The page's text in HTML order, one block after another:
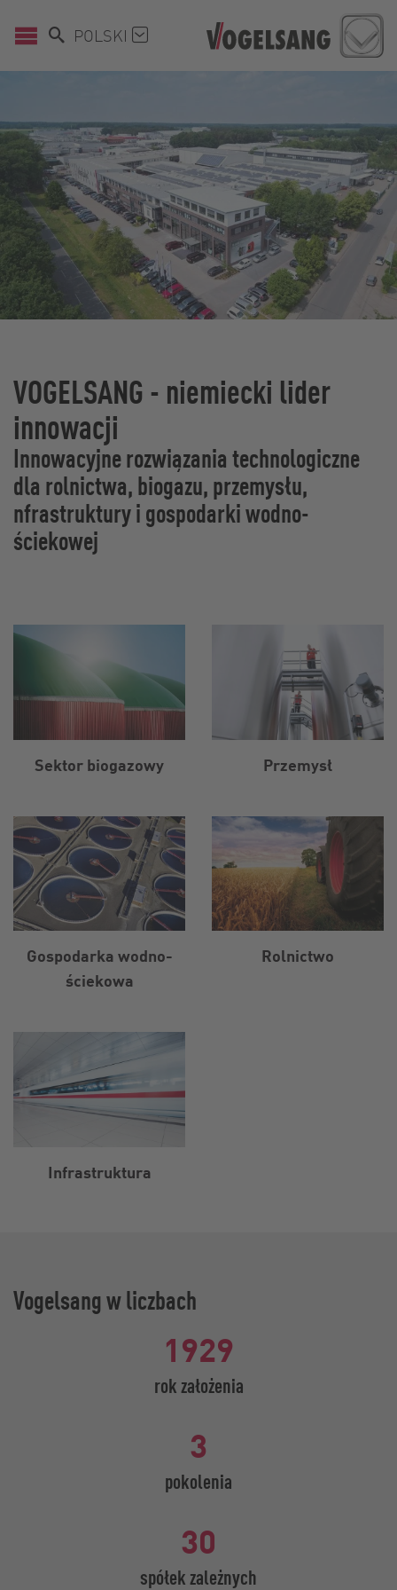
POLSKI
VOGELSANG - niemiecki lider
innowacji
Innowacyjne rozwiązania technologiczne
dla rolnictwa, biogazu, przemysłu,
nfrastruktury i gospodarki wodno-
ściekowej
Sektor biogazowy Przemysł
Gospodarka wodno-
ściekowa
Rolnictwo
Infrastruktura
Vogelsang w liczbach
1929
rok założenia
3
pokolenia
30
spółek zależnych